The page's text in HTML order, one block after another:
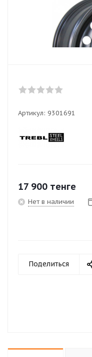
Артикул: 9301691
17 900 тенге
Нет в наличии
Поделиться